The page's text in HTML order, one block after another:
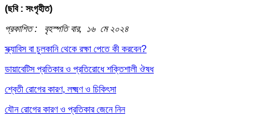
(ছবি : সংগৃহীত)
প্রকাশিত : বৃহস্পতি বার, ১৬ মে ২০২৪
স্ক্যাবিস বা চুলকানি থেকে রক্ষা পেতে কী করবেন?
ডায়াবেটিস প্রতিকার ও প্রতিরোধে শক্তিশালী ঔষধ
শ্বেতী রোগের কারণ, লক্ষ্মণ ও চিকিৎসা
যৌন রোগের কারণ ও প্রতিকার জেনে নিন